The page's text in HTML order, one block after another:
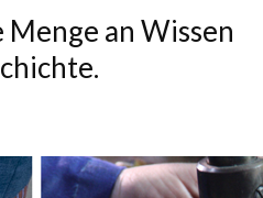
an Wissen